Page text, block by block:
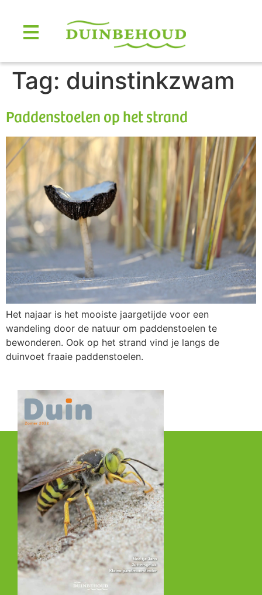
Tag: duinstinkzwam
Paddenstoelen op het strand
Het najaar is het mooiste jaargetijde voor een
wandeling door de natuur om paddenstoelen te
bewonderen. Ook op het strand vind je langs de
duinvoet fraaie paddenstoelen.